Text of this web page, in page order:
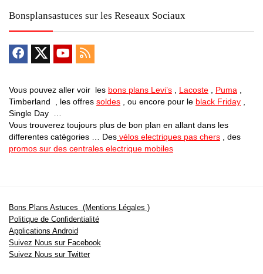
Bonsplansastuces sur les Reseaux Sociaux
Vous pouvez aller voir les bons plans Levi’s , Lacoste , Puma ,
Timberland , les offres soldes , ou encore pour le black Friday ,
Single Day …
Vous trouverez toujours plus de bon plan en allant dans les
differentes catégories … Des vélos electriques pas chers , des
promos sur des centrales electrique mobiles
Bons Plans Astuces (Mentions Légales )
Politique de Confidentialité
Applications Android
Suivez Nous sur Facebook
Suivez Nous sur Twitter